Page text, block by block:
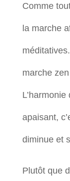
Comme
la marche
marche
apaisant,
diminue et
Plutôt que